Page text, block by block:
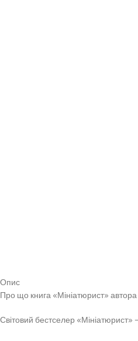
Опис
Про що книга «Мініатюрист»
Світовий бестселер «Мініатюрист»